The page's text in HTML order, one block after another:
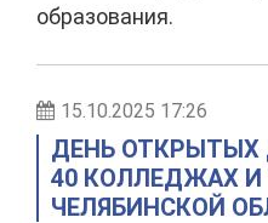
образования.
15.10.2025 17:26
ДЕНЬ ОТКРЫТЫХ
40 КОЛЛЕДЖАХ
ЧЕЛЯБИНСКОЙ